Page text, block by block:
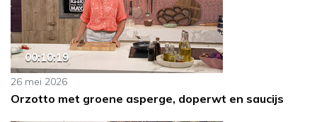
00:10:19
26 mei 2026
Orzotto met groene asperge, doperwt en saucijs